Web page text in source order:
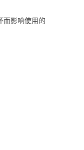
而影响使用的